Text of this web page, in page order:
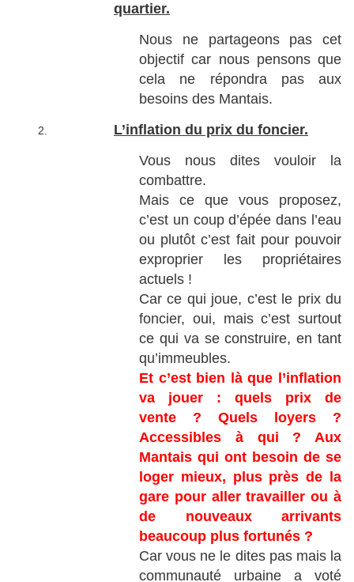
quartier.
Nous ne partageons pas cet
objectif car nous pensons que
cela ne répondra pas aux
besoins des Mantais.
L’inflation du prix du foncier.
Vous nous dites vouloir la
combattre.
Mais ce que vous proposez,
c’est un coup d’épée dans l’eau
ou plutôt c’est fait pour pouvoir
exproprier les propriétaires
actuels !
Car ce qui joue, c’est le prix du
foncier, oui, mais c’est surtout
ce qui va se construire, en tant
qu’immeubles.
Et c’est bien là que l’inflation
va jouer : quels prix de
vente ? Quels loyers ?
Accessibles à qui ? Aux
Mantais qui ont besoin de se
loger mieux, plus près de la
gare pour aller travailler ou à
de nouveaux arrivants
beaucoup plus fortunés ?
Car vous ne le dites pas mais la
communauté urbaine a voté